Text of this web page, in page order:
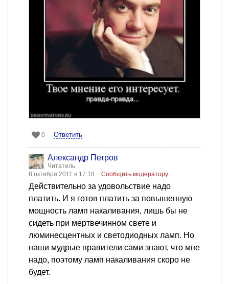
0 Ответить
Александр Петров
Читатель
8 октября 2011 в 17:18
Сообщить модератору
Действительно за удовольствие надо
платить. И я готов платить за повышенную
мощность ламп накаливания, лишь бы не
сидеть при мертвечинном свете и
люминесцентных и светодиодных ламп. Но
наши мудрые правители сами знают, что мне
надо, поэтому ламп накаливания скоро не
будет.